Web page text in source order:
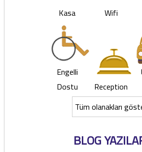
Kasa Wifi
Engelli
Dostu
Reception
Tüm olanakları
BLOG